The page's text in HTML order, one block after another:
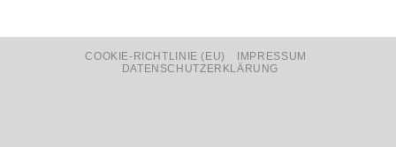
COOKIE-RICHTLINIE (EU)
IMPRESSUM
DATENSCHUTZERKLÄRUNG